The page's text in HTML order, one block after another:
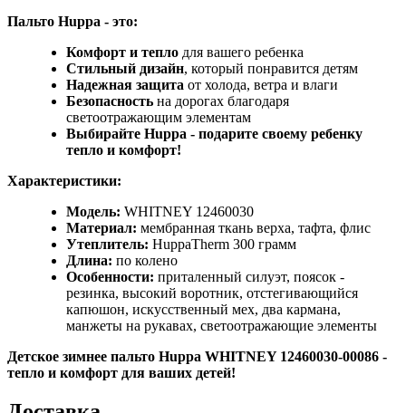
Пальто Huppa - это:
Комфорт и тепло для вашего ребенка
Стильный дизайн, который понравится детям
Надежная защита от холода, ветра и влаги
Безопасность на дорогах благодаря
светоотражающим элементам
Выбирайте Huppa - подарите своему ребенку
тепло и комфорт!
Характеристики:
Модель: WHITNEY 12460030
Материал: мембранная ткань верха, тафта, флис
Утеплитель: HuppaTherm 300 грамм
Длина: по колено
Особенности: приталенный силуэт, поясок -
резинка, высокий воротник, отстегивающийся
капюшон, искусственный мех, два кармана,
манжеты на рукавах, светоотражающие элементы
Детское зимнее пальто Huppa WHITNEY 12460030-00086 -
тепло и комфорт для ваших детей!